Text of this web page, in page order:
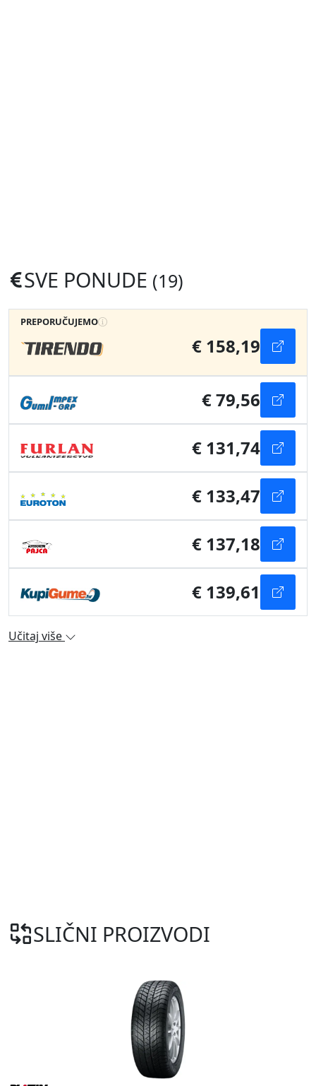
SVE PONUDE (19)
PREPORUČUJEMO
€ 158,19
€ 79,56
€ 131,74
€ 133,47
€ 137,18
€ 139,61
Učitaj više
SLIČNI PROIZVODI